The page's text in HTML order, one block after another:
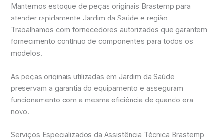
Mantemos estoque de peças originais Brastemp para
atender rapidamente Jardim da Saúde e região.
Trabalhamos com fornecedores autorizados que garantem
fornecimento contínuo de componentes para todos os
modelos.
As peças originais utilizadas em Jardim da Saúde
preservam a garantia do equipamento e asseguram
funcionamento com a mesma eficiência de quando era
novo.
Serviços Especializados da Assistência Técnica Brastemp